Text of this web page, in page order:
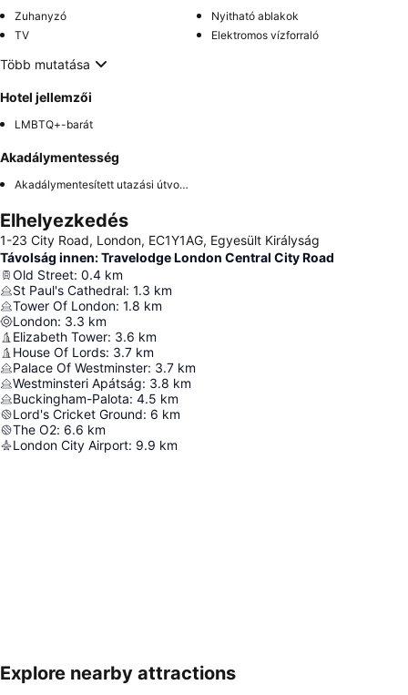
Zuhanyzó
Nyitható ablakok
TV
Elektromos vízforraló
Több mutatása
Hotel jellemzői
LMBTQ+-barát
Akadálymentesség
Akadálymentesített utazási útvonal
Elhelyezkedés
1-23 City Road, London, EC1Y1AG, Egyesült Királyság
Távolság innen: Travelodge London Central City Road
Old Street: 0.4 km
St Paul's Cathedral: 1.3 km
Tower Of London: 1.8 km
London: 3.3 km
Elizabeth Tower: 3.6 km
House Of Lords: 3.7 km
Palace Of Westminster: 3.7 km
Westminsteri Apátság: 3.8 km
Buckingham-Palota: 4.5 km
Lord's Cricket Ground: 6 km
The O2: 6.6 km
London City Airport: 9.9 km
Nagy méretű térkép
Explore nearby attractions